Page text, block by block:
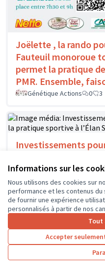
Informations sur les
Nous utilisons des cookies sur
performance et les contenus
de fournir une expérience
personnalisés à partir de nos
Tout
Accepter
Joëlette , la rando
Fauteuil monoroue
permet la pratique
PMR. Ensemble,
Génétique Actions 0 3
Investissements
sportive à l’Élan
Elan Sportif de Chargé 0